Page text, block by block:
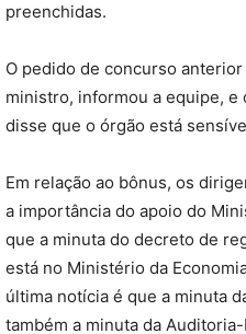
preenchidas.
O pedido de concurso
ministro, informou a equipe,
disse que o órgão está
Em relação ao bônus, os
a importância do apoio do
que a minuta do decreto de
está no Ministério da
última notícia é que a minuta
também a minuta da